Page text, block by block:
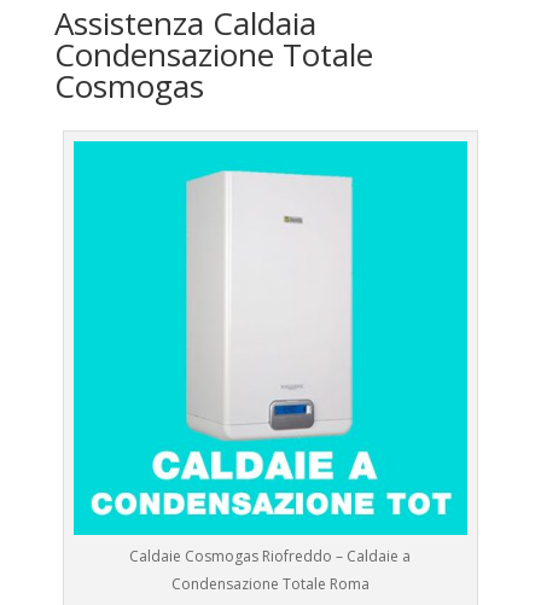
Assistenza Caldaia
Condensazione Totale
Cosmogas
Caldaie Cosmogas Riofreddo – Caldaie a
Condensazione Totale Roma